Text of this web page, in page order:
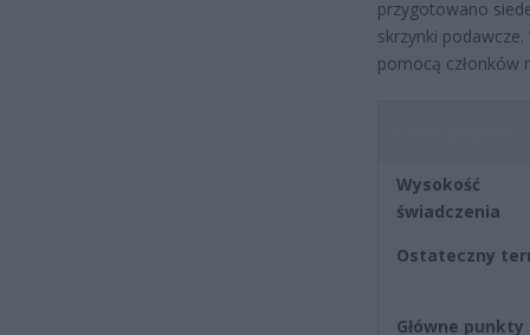
przygotowano
skrzynki
pomocą członków
Wysokość
świadczenia
Ostateczny
Główne punkty